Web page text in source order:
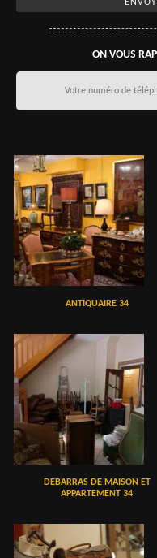
ON VOUS
ANTIQUAIRE 34
DEBARRAS DE MAISON ET
APPARTEMENT 34